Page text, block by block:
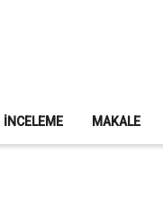
İNCELEME MAKALE